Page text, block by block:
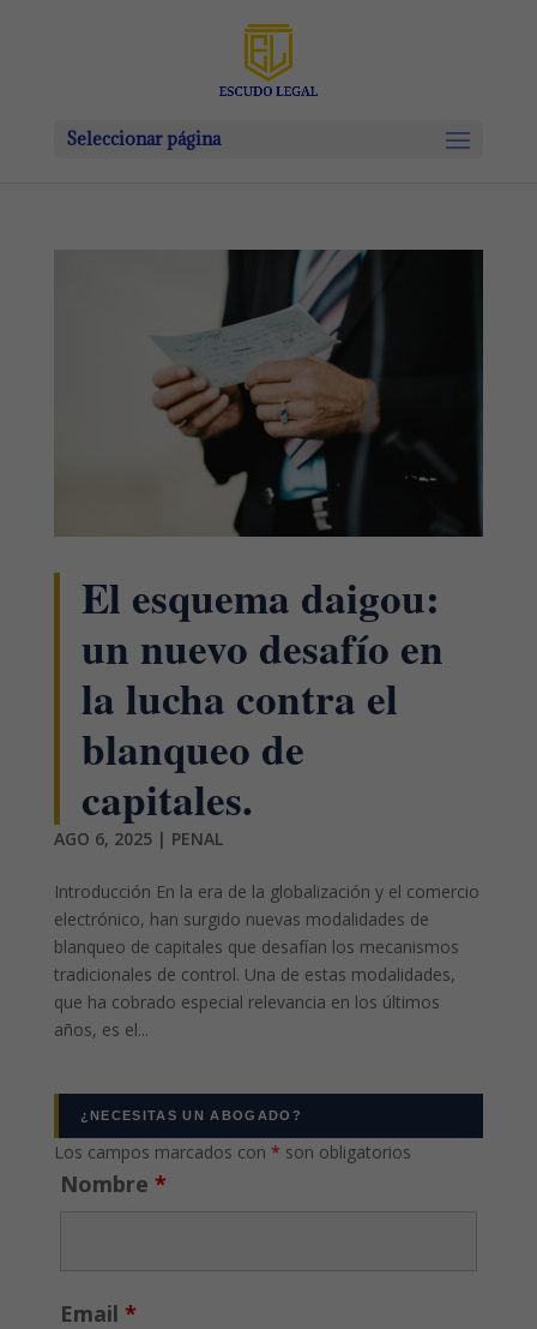
Seleccionar página
El esquema daigou:
un nuevo desafío en
la lucha contra el
blanqueo de
capitales.
AGO 6, 2025| PENAL
Introducción En la era de la globalización y el comercio
electrónico, han surgido nuevas modalidades de
blanqueo de capitales que desafían los mecanismos
tradicionales de control. Una de estas modalidades,
que ha cobrado especial relevancia en los últimos
años, es el...
¿NECESITAS UN ABOGADO?
Los campos marcados con * son obligatorios
Nombre *
Email *